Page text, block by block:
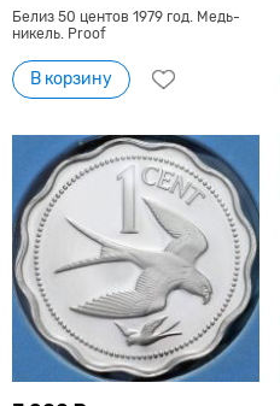
Белиз 50 центов 1979 год. Медь-
никель. Proof
В корзину